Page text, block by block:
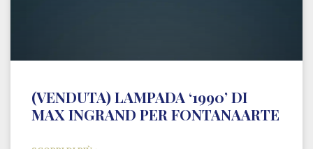
(VENDUTA) LAMPADA ‘1990’ DI
MAX INGRAND PER FONTANAARTE